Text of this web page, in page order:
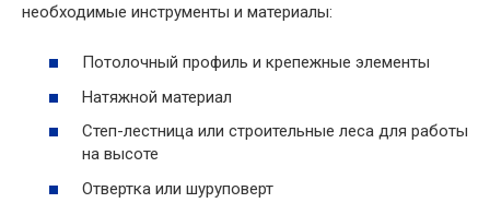
необходимые инструменты и материалы:
Потолочный профиль и крепежные элементы
Натяжной материал
Степ-лестница или строительные леса для работы
на высоте
Отвертка или шуруповерт